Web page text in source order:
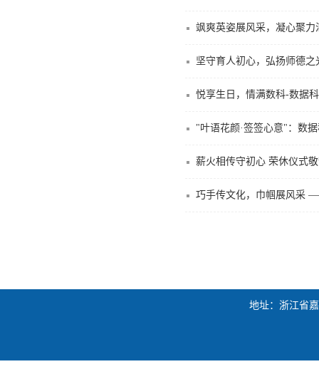
飒爽英姿展风采，凝心聚
坚守育人初心，弘扬师德
悦享生日，情满数科-数据
"叶语花颜·签签心意"：数
薪火相传守初心 荣休仪式
巧手传文化，巾帼展风采
地址：浙江省